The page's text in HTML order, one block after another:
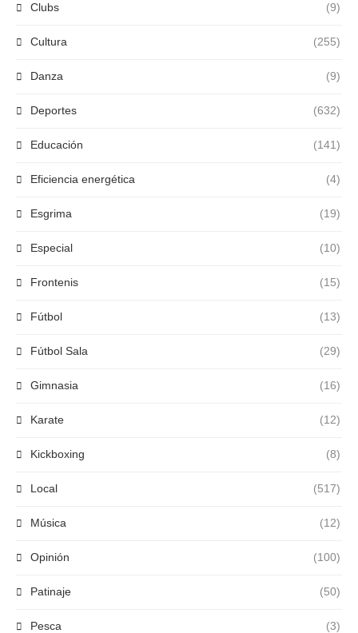
Clubs (9)
Cultura (255)
Danza (9)
Deportes (632)
Educación (141)
Eficiencia energética (4)
Esgrima (19)
Especial (10)
Frontenis (15)
Fútbol (13)
Fútbol Sala (29)
Gimnasia (16)
Karate (12)
Kickboxing (8)
Local (517)
Música (12)
Opinión (100)
Patinaje (50)
Pesca (3)